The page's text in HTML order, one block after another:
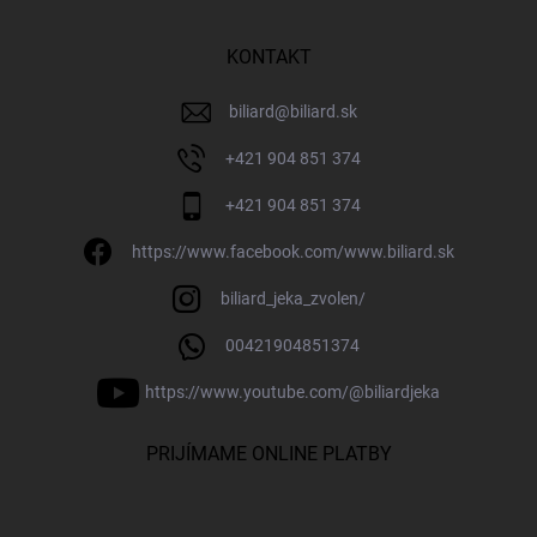
KONTAKT
biliard@biliard.sk
+421 904 851 374
+421 904 851 374
https://www.facebook.com/www.biliard.sk
biliard_jeka_zvolen/
00421904851374
https://www.youtube.com/@biliardjeka
PRIJÍMAME ONLINE PLATBY